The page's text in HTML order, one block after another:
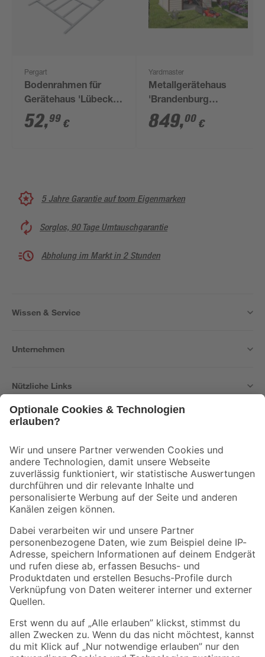
Pergart
Bodenrahmen für
Gerätehaus 'Lübeck
86' stahlfarben
52,99 €
Yardmaster
Metallgerätehaus
'Brandenburg
1012TBSL' taupe 303
x 376 x 224 cm
849,00 €
5 Jahre Garantie auf toom Eigenmarken
Sorglos, 90 Tage Umtauschgarantie
Abholung im Markt in 2 Stunden
Wissen & Service
Unternehmen
Nützliche Links
Der toom Newsletter: Keine Angebote und Aktionen mehr verpassen!
Zur Newsletter Anmeldung
Folge uns
Zahlungsarten Versandarten
Sicher einkaufen
Jetzt die toom-App herunterladen